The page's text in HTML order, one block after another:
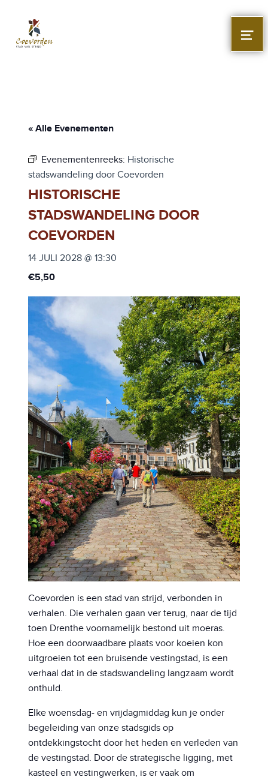
Stad Coevorden
STAD VAN STRIJD
« Alle Evenementen
Evenementenreeks: Historische
stadswandeling door Coevorden
HISTORISCHE
STADSWANDELING DOOR
COEVORDEN
14 JULI 2028 @ 13:30
€5,50
Coevorden is een stad van strijd, verbonden in
verhalen. Die verhalen gaan ver terug, naar de tijd
toen Drenthe voornamelijk bestond uit moeras.
Hoe een doorwaadbare plaats voor koeien kon
uitgroeien tot een bruisende vestingstad, is een
verhaal dat in de stadswandeling langzaam wordt
onthuld.
Elke woensdag- en vrijdagmiddag kun je onder
begeleiding van onze stadsgids op
ontdekkingstocht door het heden en verleden van
de vestingstad. Door de strategische ligging, met
kasteel en vestingwerken, is er vaak om